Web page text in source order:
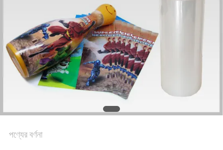
সাইট
ম্যাপ
গোপনীয়তা
পণ্যের বর্ণনা